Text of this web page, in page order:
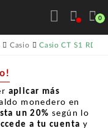
0
Casio Casio CT S1 RD
aplicar más
monedero en
un 20% según lo
a tu cuenta y